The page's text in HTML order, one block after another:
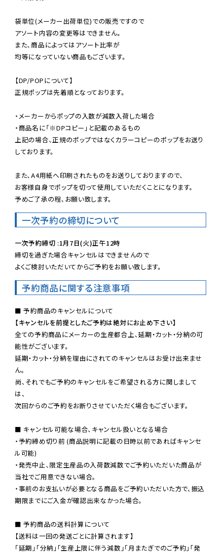
袋単位(メーカー出荷単位)での販売ですので
アソート内容の変更等はできません。
また、商品によってはアソート比率が
均等になっていない商品もございます。
【DP/POPについて】
正規ポップは先着順となっております。
・メーカーからポップの入数が減数入荷した場合
・商品名に「※DPコピー」と記載のあるもの
上記の場合、正規のポップではなくカラーコピーのポップをお送り
しております。
また、A4用紙へ印刷されたものをお送りしておりますので、
お客様自身でポップを切って使用していただくことになります。
予めご了承の程、お願い致します。
一次予約の締切について
一次予約締切 :1月7日(火)正午12時
締切を過ぎた場合キャンセルはできませんので
よくご検討いただいてからご予約をお願い致します。
予約商品に関する注意事項
【キャンセルを前提としたご予約は絶対にお止め下さい】
全ての予約商品にメーカーの生産都合上、延期・カット・分納の可
能性がございます。
延期・カット・分納を理由にされてのキャンセルはお受け出来ませ
ん。
尚、それでもご予約のキャンセルをご希望される方に関しまして
は、
次回からのご予約をお断りさせていただく場合もございます。
■ キャンセル可能な場合、キャンセル扱いとなる場合
・予約締め切り前 (商品説明に記載の日時以前であればキャンセ
ル可能)
・発売中止、限定生産品の入荷数減数でご予約いただいた商品が
当社でご用意できない場合。
・事前のお支払いが必要となる商品をご予約いただいた方で、振込
期限までにご入金が確認出来なかった場合。
■ 予約商品の送料計算について
【送料は一回の発送ごとに計算されます】
「延期」「分納」「生産上限に伴う減数」「月またぎでのご予約」「発